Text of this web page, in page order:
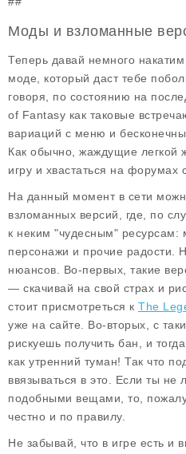
Моды и взломанные
Теперь давай немного
моде, который даст тебе
говоря, по состоянию на
of Fantasy как таковые
вариаций с меню и
Как обычно, жаждущие легкой
игру и хвастаться на форумах
На данный момент в сети
взломанных версий, где, по
к неким "чудесным" ресурсам:
персонажи и прочие радости.
нюансов. Во-первых, такие
— скачивай на свой страх и
стоит присмотреться к The
уже на сайте. Во-вторых, с
рискуешь получить бан, и
как утренний туман! Так что
ввязываться в это. Если ты не
подобными вещами, то,
честно и по правилу.
Не забывай, что в игре есть и